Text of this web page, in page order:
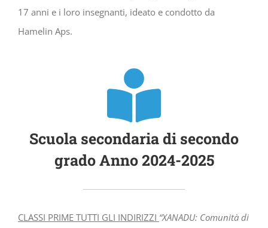
17 anni e i loro insegnanti, ideato e condotto da
Hamelin Aps.
Scuola secondaria di secondo
grado Anno 2024-2025
CLASSI PRIME TUTTI GLI INDIRIZZI “XANADU: Comunità di